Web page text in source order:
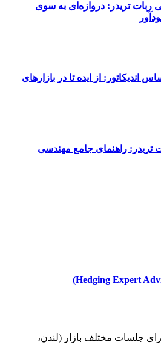
ربات تریدر: دروازه‌ای به سوی
از ایده تا در بازارهای
تریدر: راهنمای جامع مهندسی
جلسات مختلف بازار (لندن،